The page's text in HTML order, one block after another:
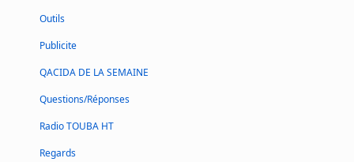
Outils
Publicite
QACIDA DE LA SEMAINE
Questions/Réponses
Radio TOUBA HT
Regards